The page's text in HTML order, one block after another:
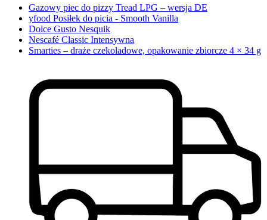
Gazowy piec do pizzy Tread LPG – wersja DE
yfood Posiłek do picia - Smooth Vanilla
Dolce Gusto Nesquik
Nescafé Classic Intensywna
Smarties – draże czekoladowe, opakowanie zbiorcze 4 × 34 g